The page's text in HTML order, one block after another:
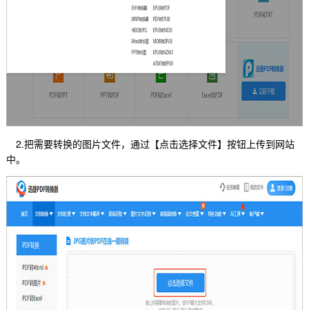
2.把需要转换的图片文件，通过【点击选择文件】按钮上传到网站
中。